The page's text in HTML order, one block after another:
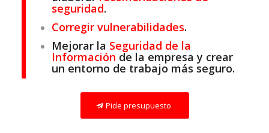
seguridad.
Corregir vulnerabilidades.
Mejorar la Seguridad de la
Información de la empresa y crear
un entorno de trabajo más seguro.
Pide presupuesto